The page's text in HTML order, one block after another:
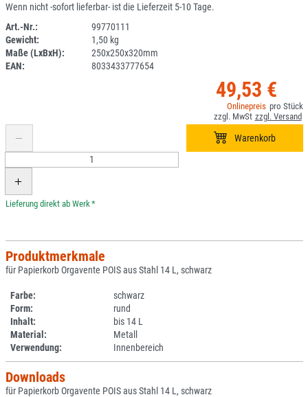
Wenn nicht -sofort lieferbar- ist die Lieferzeit 5-10 Tage.
Art.-Nr.:
99770111
Gewicht:
1,50 kg
Maße (LxBxH):
250x250x320mm
EAN:
8033433777654
49,53 €
*
Produktmerkmale
für Papierkorb Orgavente POIS aus Stahl 14 L, schwarz
Farbe:
schwarz
Form:
rund
Inhalt:
bis 14 L
Material:
Metall
Verwendung:
Innenbereich
Downloads
für Papierkorb Orgavente POIS aus Stahl 14 L, schwarz